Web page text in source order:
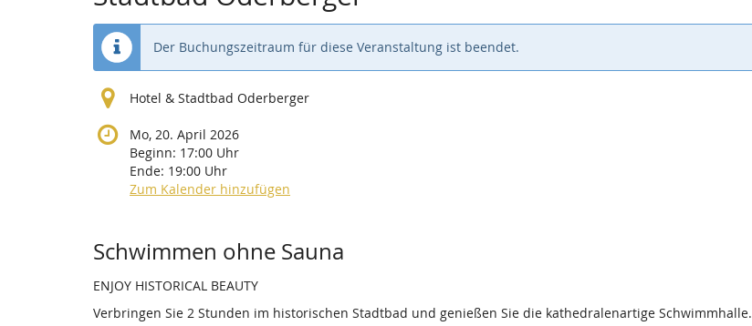
Der Buchungszeitraum für diese Veranstaltung ist beendet.
Hotel & Stadtbad Oderberger
Mo, 20. April 2026
Beginn: 17:00 Uhr
Ende: 19:00 Uhr
Zum Kalender hinzufügen
Produkte
Schwimmen ohne Sauna
ENJOY HISTORICAL BEAUTY
Verbringen Sie 2 Stunden im historischen Stadtbad und genießen Sie die kathedralenartige Schwimmhalle.